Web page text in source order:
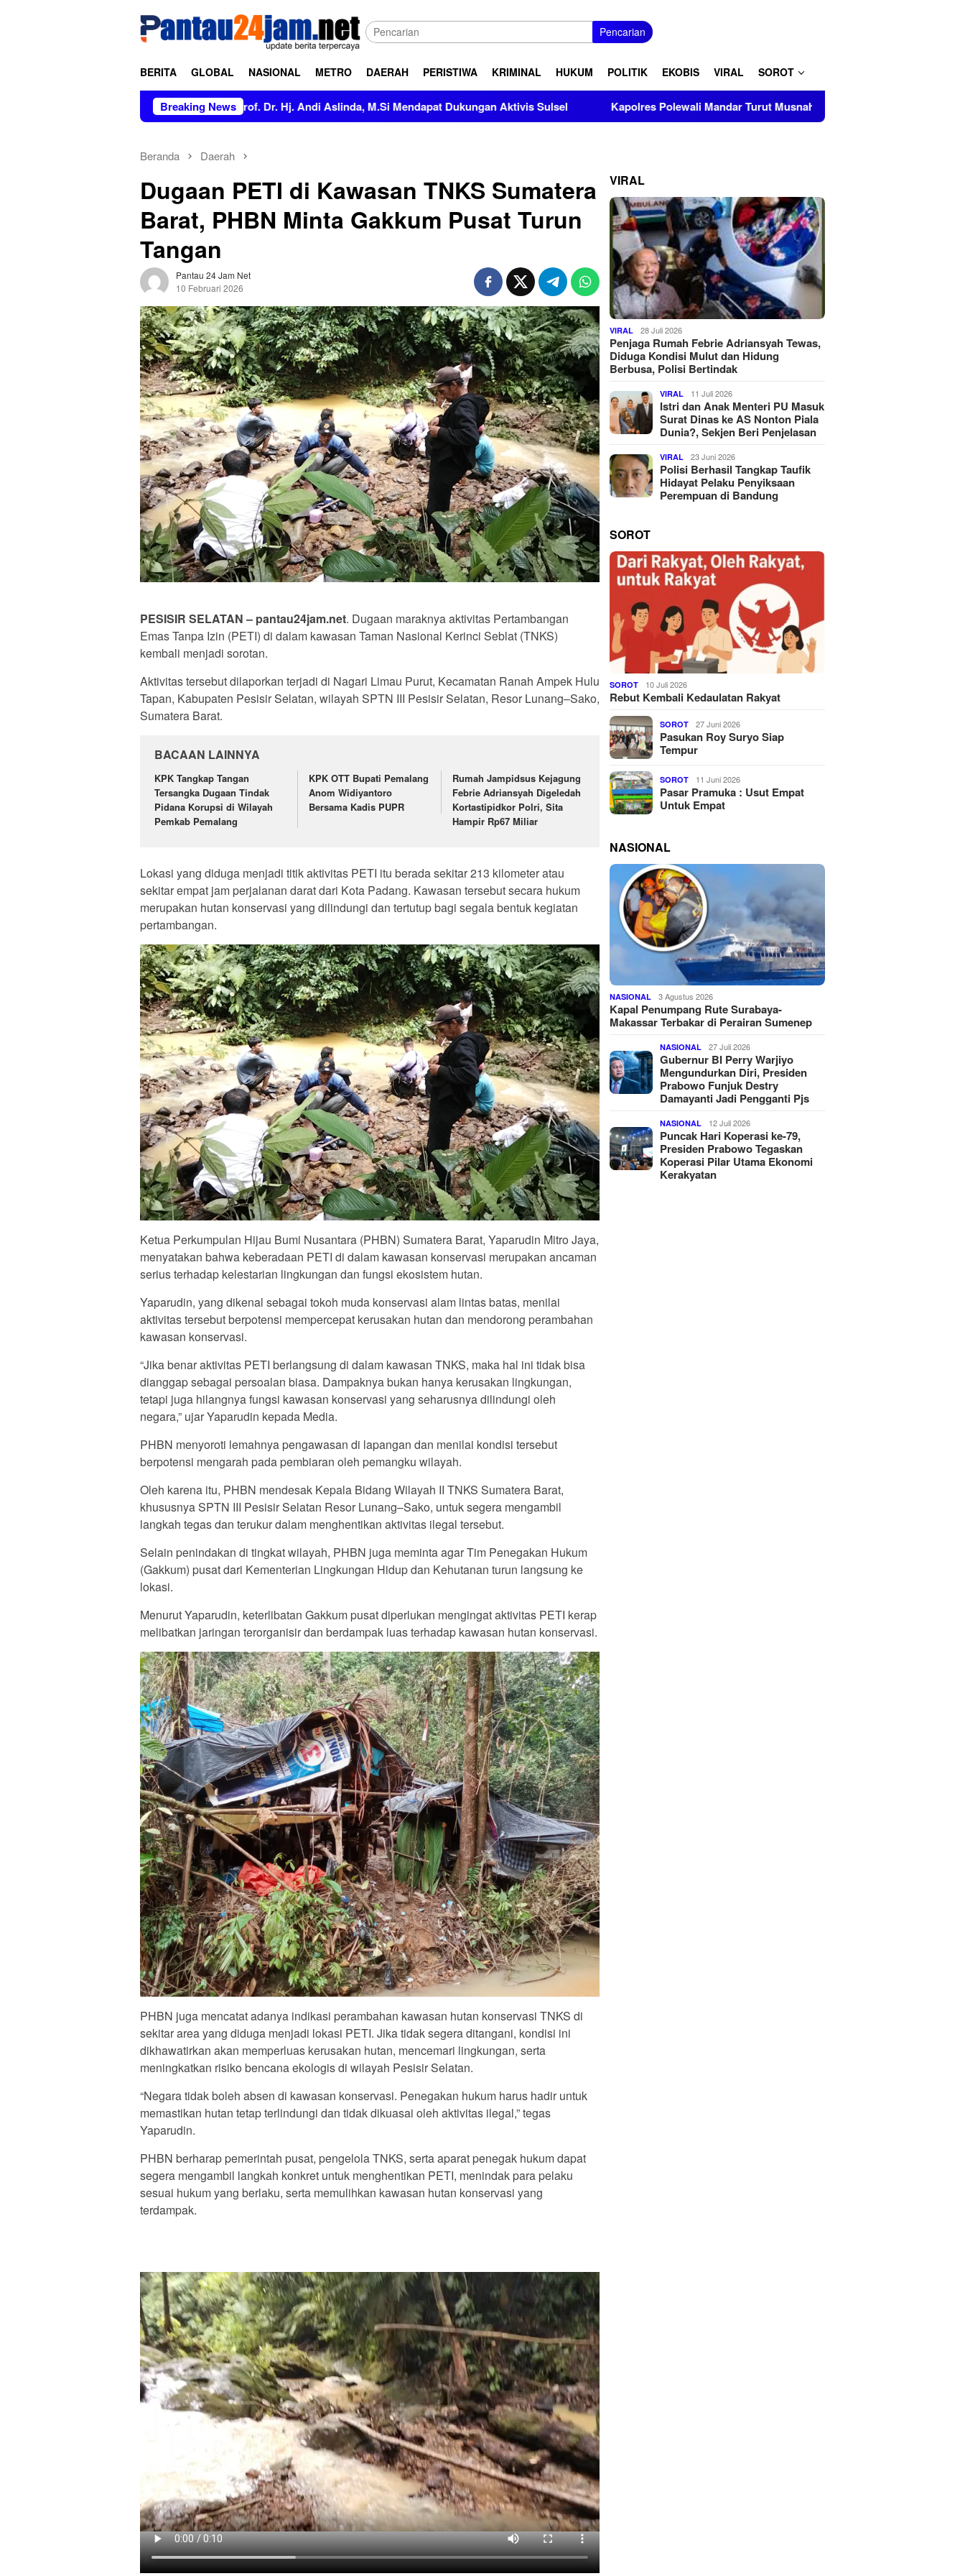
Pencarian
BERITA GLOBAL NASIONAL METRO DAERAH PERISTIWA KRIMINAL HUKUM POLITIK EKOBIS VIRAL SOROT
Breaking News
Tidak Berkonflik; Prof. Dr. Hj. Andi Aslinda, M.Si Mendapat Dukungan Aktivis Sulsel Kapolres Polewali Mandar Turut Musnahkan Barang Bukti Perkara Inkrah di Kantor Kejari Polman
Beranda Daerah
Dugaan PETI di Kawasan TNKS Sumatera
Barat, PHBN Minta Gakkum Pusat Turun
Tangan
Pantau 24 Jam Net
10 Februari 2026
PESISIR SELATAN – pantau24jam.net. Dugaan maraknya aktivitas Pertambangan
Emas Tanpa Izin (PETI) di dalam kawasan Taman Nasional Kerinci Seblat (TNKS)
kembali menjadi sorotan.
Aktivitas tersebut dilaporkan terjadi di Nagari Limau Purut, Kecamatan Ranah Ampek Hulu
Tapan, Kabupaten Pesisir Selatan, wilayah SPTN III Pesisir Selatan, Resor Lunang–Sako,
Sumatera Barat.
BACAAN LAINNYA
KPK Tangkap Tangan
Tersangka Dugaan Tindak
Pidana Korupsi di Wilayah
Pemkab Pemalang
KPK OTT Bupati Pemalang
Anom Widiyantoro
Bersama Kadis PUPR
Rumah Jampidsus Kejagung
Febrie Adriansyah Digeledah
Kortastipidkor Polri, Sita
Hampir Rp67 Miliar
Lokasi yang diduga menjadi titik aktivitas PETI itu berada sekitar 213 kilometer atau
sekitar empat jam perjalanan darat dari Kota Padang. Kawasan tersebut secara hukum
merupakan hutan konservasi yang dilindungi dan tertutup bagi segala bentuk kegiatan
pertambangan.
Ketua Perkumpulan Hijau Bumi Nusantara (PHBN) Sumatera Barat, Yaparudin Mitro Jaya,
menyatakan bahwa keberadaan PETI di dalam kawasan konservasi merupakan ancaman
serius terhadap kelestarian lingkungan dan fungsi ekosistem hutan.
Yaparudin, yang dikenal sebagai tokoh muda konservasi alam lintas batas, menilai
aktivitas tersebut berpotensi mempercepat kerusakan hutan dan mendorong perambahan
kawasan konservasi.
“Jika benar aktivitas PETI berlangsung di dalam kawasan TNKS, maka hal ini tidak bisa
dianggap sebagai persoalan biasa. Dampaknya bukan hanya kerusakan lingkungan,
tetapi juga hilangnya fungsi kawasan konservasi yang seharusnya dilindungi oleh
negara,” ujar Yaparudin kepada Media.
PHBN menyoroti lemahnya pengawasan di lapangan dan menilai kondisi tersebut
berpotensi mengarah pada pembiaran oleh pemangku wilayah.
Oleh karena itu, PHBN mendesak Kepala Bidang Wilayah II TNKS Sumatera Barat,
khususnya SPTN III Pesisir Selatan Resor Lunang–Sako, untuk segera mengambil
langkah tegas dan terukur dalam menghentikan aktivitas ilegal tersebut.
Selain penindakan di tingkat wilayah, PHBN juga meminta agar Tim Penegakan Hukum
(Gakkum) pusat dari Kementerian Lingkungan Hidup dan Kehutanan turun langsung ke
lokasi.
Menurut Yaparudin, keterlibatan Gakkum pusat diperlukan mengingat aktivitas PETI kerap
melibatkan jaringan terorganisir dan berdampak luas terhadap kawasan hutan konservasi.
PHBN juga mencatat adanya indikasi perambahan kawasan hutan konservasi TNKS di
sekitar area yang diduga menjadi lokasi PETI. Jika tidak segera ditangani, kondisi ini
dikhawatirkan akan memperluas kerusakan hutan, mencemari lingkungan, serta
meningkatkan risiko bencana ekologis di wilayah Pesisir Selatan.
“Negara tidak boleh absen di kawasan konservasi. Penegakan hukum harus hadir untuk
memastikan hutan tetap terlindungi dan tidak dikuasai oleh aktivitas ilegal,” tegas
Yaparudin.
PHBN berharap pemerintah pusat, pengelola TNKS, serta aparat penegak hukum dapat
segera mengambil langkah konkret untuk menghentikan PETI, menindak para pelaku
sesuai hukum yang berlaku, serta memulihkan kawasan hutan konservasi yang
terdampak.
VIRAL
VIRAL 28 Juli 2026
Penjaga Rumah Febrie Adriansyah Tewas,
Diduga Kondisi Mulut dan Hidung
Berbusa, Polisi Bertindak
VIRAL 11 Juli 2026
Istri dan Anak Menteri PU Masuk
Surat Dinas ke AS Nonton Piala
Dunia?, Sekjen Beri Penjelasan
VIRAL 23 Juni 2026
Polisi Berhasil Tangkap Taufik
Hidayat Pelaku Penyiksaan
Perempuan di Bandung
SOROT
SOROT 10 Juli 2026
Rebut Kembali Kedaulatan Rakyat
SOROT 27 Juni 2026
Pasukan Roy Suryo Siap
Tempur
SOROT 11 Juni 2026
Pasar Pramuka : Usut Empat
Untuk Empat
NASIONAL
NASIONAL 3 Agustus 2026
Kapal Penumpang Rute Surabaya-
Makassar Terbakar di Perairan Sumenep
NASIONAL 27 Juli 2026
Gubernur BI Perry Warjiyo
Mengundurkan Diri, Presiden
Prabowo Funjuk Destry
Damayanti Jadi Pengganti Pjs
NASIONAL 12 Juli 2026
Puncak Hari Koperasi ke-79,
Presiden Prabowo Tegaskan
Koperasi Pilar Utama Ekonomi
Kerakyatan